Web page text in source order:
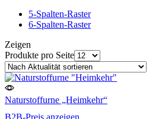
5-Spalten-Raster
6-Spalten-Raster
Zeigen
Produkte pro Seite
Naturstoffurne „Heimkehr“